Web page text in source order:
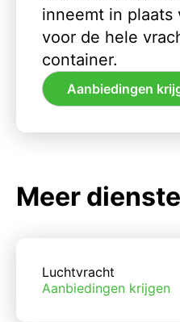
inneemt in plaats
voor de hele
container.
Aanbiedingen
Meer
Luchtvracht
Aanbiedingen krijgen